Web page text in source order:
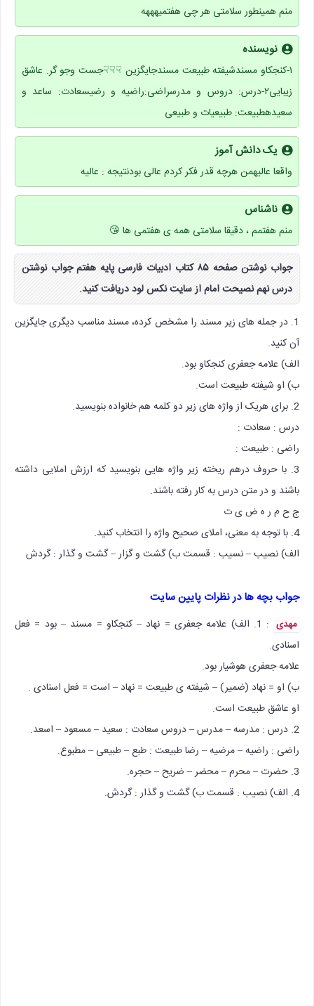
منم همینطور سلامتی هر چی هفتمیهههه
نویسنده
۱-کنجکاو مسندشیفته طبیعت مسندجایگزین ☟☟☟جست وجو گر. عاشق
زیبایی۲-درس: دروس و مدرسراضی:راضیه و رضیسعادت: ساعد و
سعیدهطبیعت: طبیعیات و طبیعی
یک دانش آموز
واقعا عالیهمن هرچه قدر فکر کردم عالی بودنتیجه : عالیه
ناشناس
منم هفتمم ، دقیقا سلامتی همه ی هفتمی ها 😘
جواب نوشتن صفحه ۸۵ کتاب ادبیات فارسی پایه هفتم جواب نوشتن
درس نهم نصیحت امام از سایت نکس لود دریافت کنید.
1. در جمله های زیر مسند را مشخص کرده، مسند مناسب دیگری جایگزین
آن کنید.
الف) علامه جعفری کنجکاو بود.
ب) او شیفته طبیعت است.
2. برای هریک از واژه های زیر دو کلمه هم خانواده بنویسید.
درس : سعادت :
راضی : طبیعت :
3. با حروف درهم ریخته زیر واژه هایی بنویسید که ارزش املایی داشته
باشند و در متن درس به کار رفته باشند.
ج ح م ر ه ض ی ت
4. با توجه به معنی، املای صحیح واژه را انتخاب کنید.
الف) نصیب – نسیب : قسمت ب) گشت و گزار – گشت و گذار : گردش
جواب بچه ها در نظرات پایین سایت
مهدی
: 1. الف) علامه جعفری = نهاد – کنجکاو = مسند – بود = فعل
اسنادی.
علامه جعفری هوشیار بود.
ب) او = نهاد (ضمیر) – شیفته ی طبیعت = نهاد – است = فعل اسنادی .
او عاشق طبیعت است.
2. درس : مدرسه – مدرس – دروس سعادت : سعید – مسعود – اسعد.
راضی : راضیه – مرضیه – رضا طبیعت : طبع – طبیعی – مطبوع.
3. حضرت – محرم – محضر – ضریح – حجره.
4. الف) نصیب : قسمت ب) گشت و گذار : گردش.